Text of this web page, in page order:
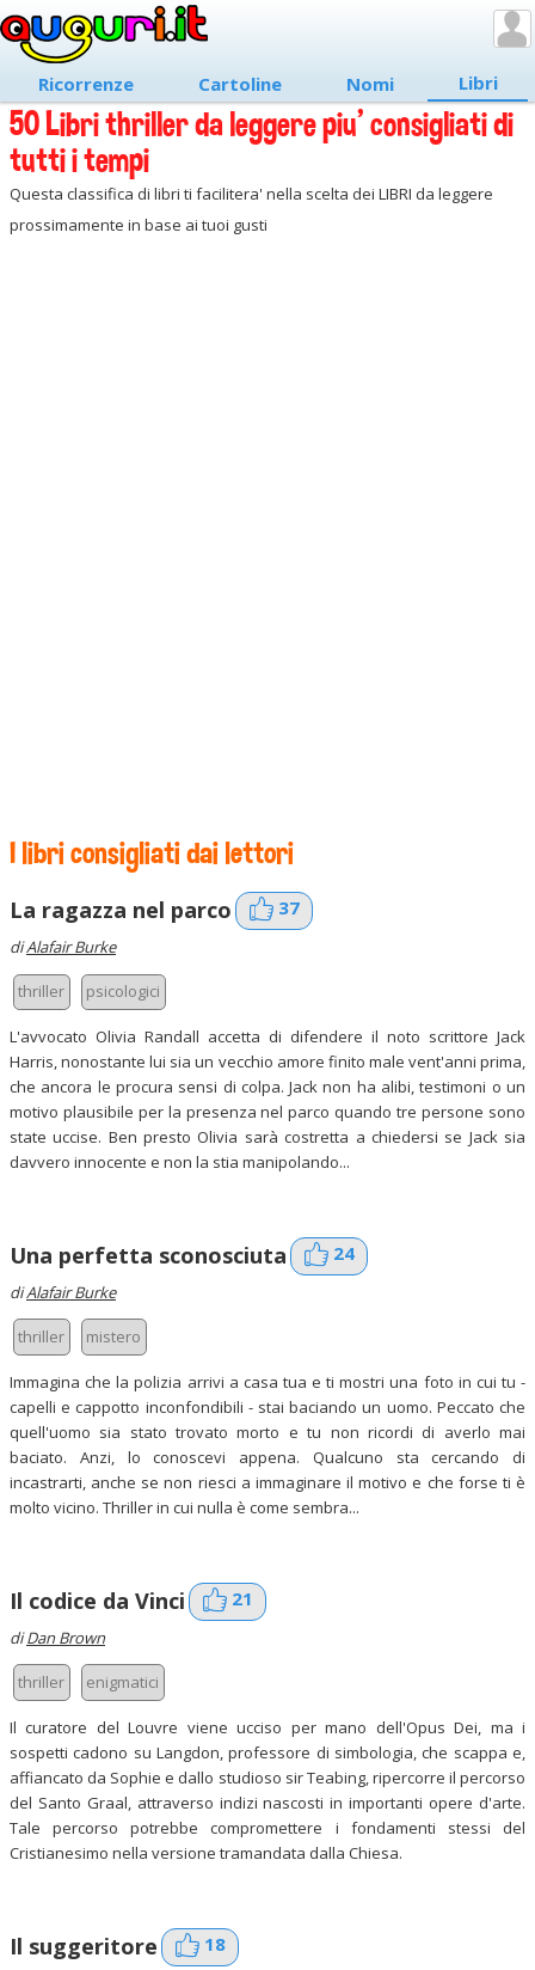
Ricorrenze Cartoline Nomi Libri
50 Libri thriller da leggere piu' consigliati di
tutti i tempi
Questa classifica di libri ti facilitera' nella scelta dei LIBRI da leggere
prossimamente in base ai tuoi gusti
I libri consigliati dai lettori
La ragazza nel parco 37
diAlafair Burke
thriller psicologici
L'avvocato Olivia Randall accetta di difendere il noto scrittore Jack
Harris, nonostante lui sia un vecchio amore finito male vent'anni prima,
che ancora le procura sensi di colpa. Jack non ha alibi, testimoni o un
motivo plausibile per la presenza nel parco quando tre persone sono
state uccise. Ben presto Olivia sarà costretta a chiedersi se Jack sia
davvero innocente e non la stia manipolando...
Una perfetta sconosciuta 24
diAlafair Burke
thriller mistero
Immagina che la polizia arrivi a casa tua e ti mostri una foto in cui tu -
capelli e cappotto inconfondibili - stai baciando un uomo. Peccato che
quell'uomo sia stato trovato morto e tu non ricordi di averlo mai
baciato. Anzi, lo conoscevi appena. Qualcuno sta cercando di
incastrarti, anche se non riesci a immaginare il motivo e che forse ti è
molto vicino. Thriller in cui nulla è come sembra...
Il codice da Vinci 21
diDan Brown
thriller enigmatici
Il curatore del Louvre viene ucciso per mano dell'Opus Dei, ma i
sospetti cadono su Langdon, professore di simbologia, che scappa e,
affiancato da Sophie e dallo studioso sir Teabing, ripercorre il percorso
del Santo Graal, attraverso indizi nascosti in importanti opere d'arte.
Tale percorso potrebbe compromettere i fondamenti stessi del
Cristianesimo nella versione tramandata dalla Chiesa.
Il suggeritore 18